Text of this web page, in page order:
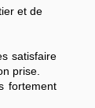
et de
satisfaire
prise.
fortement